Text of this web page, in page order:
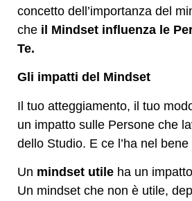
concetto dell’importanza del
che il Mindset influenza le
Te.
Gli impatti del Mindset
Il tuo atteggiamento, il tuo
un impatto sulle Persone che
dello Studio. E ce l’ha nel
Un mindset utile ha un
Un mindset che non è utile,